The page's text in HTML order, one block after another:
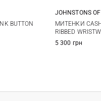
BUTTON
JOHNSTONS
МИТЕНКИ
RIBBED
5 300 грн